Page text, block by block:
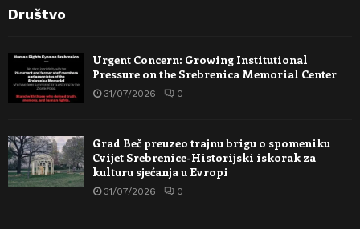
Društvo
Urgent Concern: Growing Institutional
Pressure on the Srebrenica Memorial Center
31/07/2026 0
Grad Beč preuzeo trajnu brigu o spomeniku
Cvijet Srebrenice-Historijski iskorak za
kulturu sjećanja u Evropi
31/07/2026 0